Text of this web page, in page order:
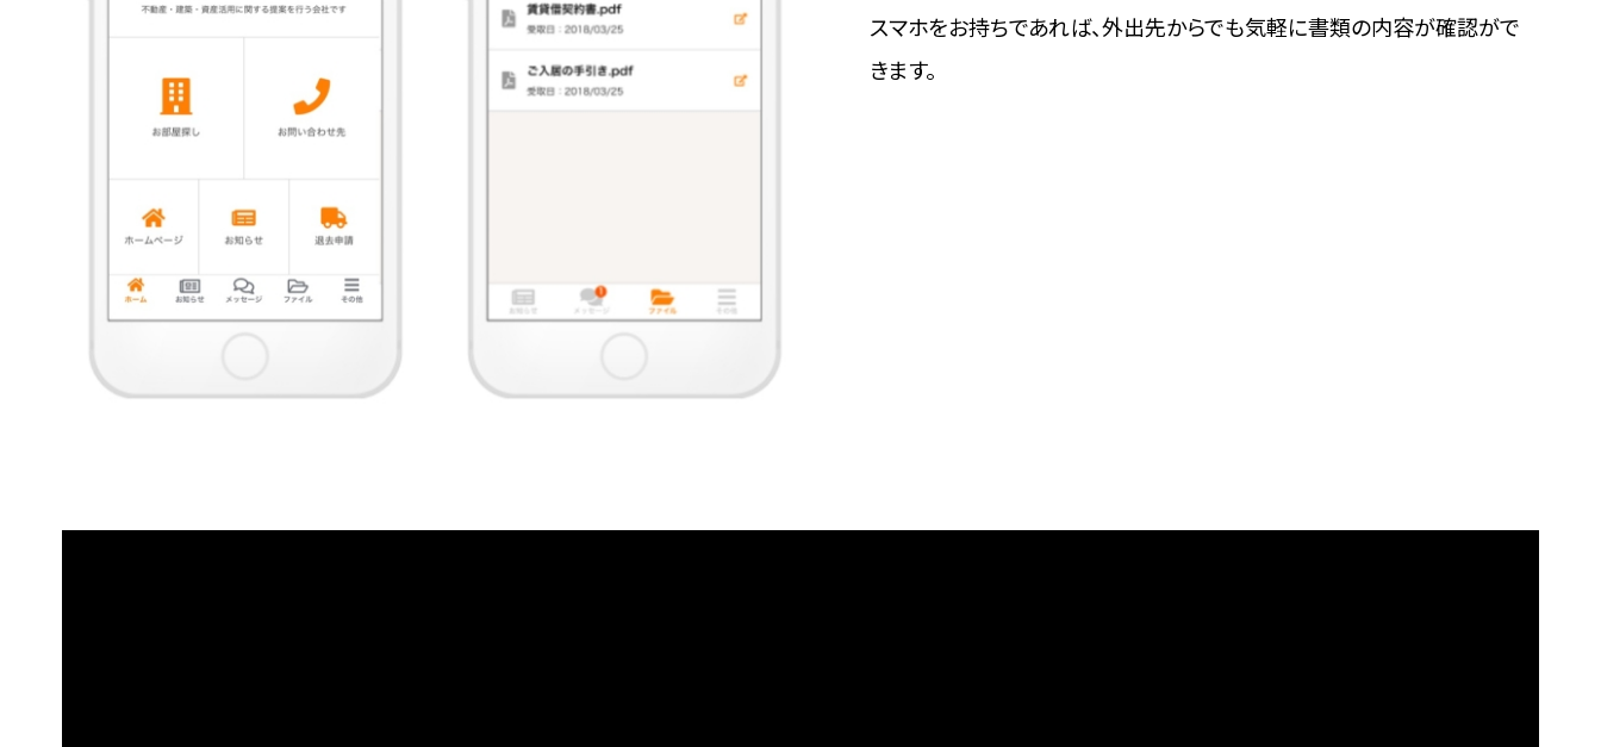
スマホをお持ちであれば、外出先からでも気軽に書類の内容が確認がで
きます。